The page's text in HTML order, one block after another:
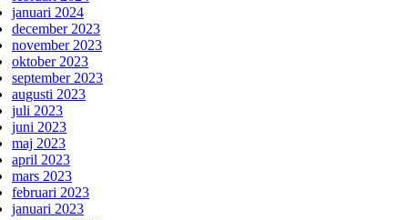
januari 2024
december 2023
november 2023
oktober 2023
september 2023
augusti 2023
juli 2023
juni 2023
maj 2023
april 2023
mars 2023
februari 2023
januari 2023